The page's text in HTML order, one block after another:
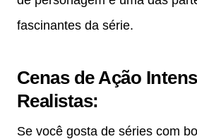
fascinantes da série.
Cenas de Ação
Realistas:
Se você gosta de séries com